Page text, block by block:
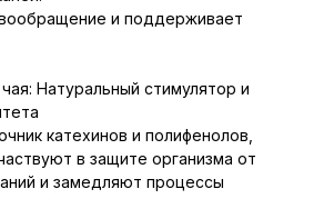
и поддерживает
Натуральный стимулятор и
катехинов и полифенолов,
в защите организма от
и замедляют процессы